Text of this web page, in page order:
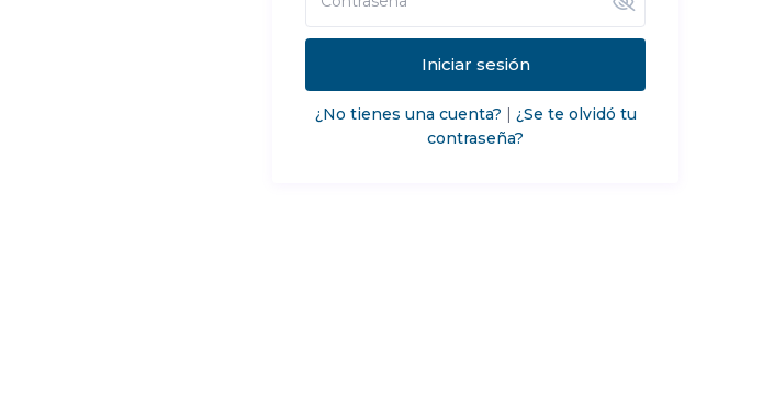
Iniciar sesión
¿No tienes una cuenta? | ¿Se te olvidó tu
contraseña?